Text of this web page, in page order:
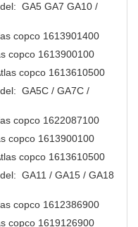
GA5 GA7 GA10 /
copco 1613901400
copco 1613900100
copco 1613610500
GA5C / GA7C /
copco 1622087100
copco 1613900100
copco 1613610500
GA11 / GA15 / GA18
copco 1612386900
copco 1619126900